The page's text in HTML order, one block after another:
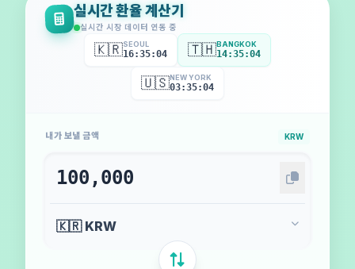
실시간 환율 계산기
실시간 시장 데이터 연동 중
🇰🇷SEOUL
16:35:07 🇹🇭BANGKOK
14:35:07
🇺🇸NEW YORK
03:35:07
내가 보낼 금액 KRW